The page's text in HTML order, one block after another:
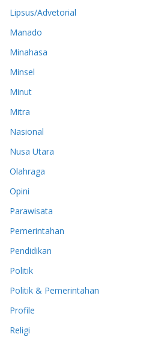
Lipsus/Advetorial
Manado
Minahasa
Minsel
Minut
Mitra
Nasional
Nusa Utara
Olahraga
Opini
Parawisata
Pemerintahan
Pendidikan
Politik
Politik & Pemerintahan
Profile
Religi